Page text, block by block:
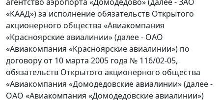
«КААД») за исполнение обязательств Открытого
акционерного общества «Авиакомпания
«Красноярские авиалинии» (далее - ОАО
«Авиакомпания «Красноярские авиалинии») по
договору от 10 марта 2005 года № 116/02-05,
обязательств Открытого акционерного общества
«Авиакомпания «Домодедовские авиалинии» (далее -
ОАО «Авиакомпания «Домодедовские авиалинии»)